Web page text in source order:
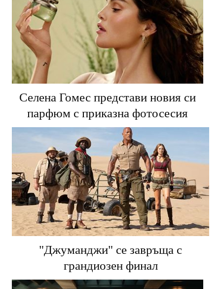
Селена Гомес представи новия си
парфюм с приказна фотосесия
"Джуманджи" се завръща с
грандиозен финал